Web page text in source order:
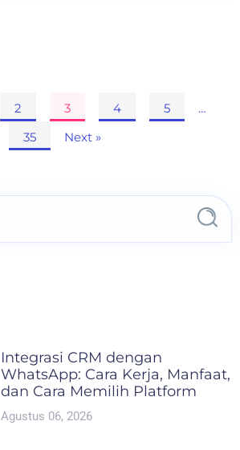
2 3 4 5
…
35
Next »
Integrasi CRM dengan
WhatsApp: Cara Kerja, Manfaat,
dan Cara Memilih Platform
Agustus 06, 2026